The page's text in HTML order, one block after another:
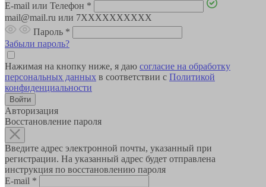
E-mail или Телефон *
mail@mail.ru или 7XXXXXXXXXX
Пароль *
Забыли пароль?
Нажимая на кнопку ниже, я даю согласие на обработку
персональных данных в соответствии с Политикой
конфиденциальности
Авторизация
Восстановление пароля
Введите адрес электронной почты, указанный при
регистрации. На указанный адрес будет отправлена
инструкция по восстановлению пароля
E-mail *